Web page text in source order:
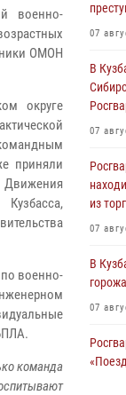
военно-
ОМОН
округе
приняли
Движения
военно-
команда
07
В
07
из
07
В
07